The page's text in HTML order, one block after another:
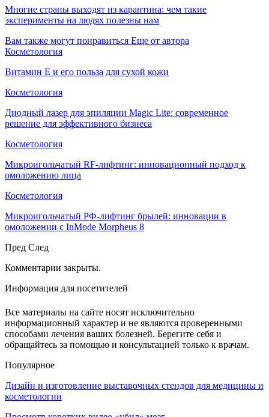
Многие страны выходят из карантина: чем такие
эксперименты на людях полезны нам
Вам также могут понравиться Еще от автора
Косметология
Витамин E и его польза для сухой кожи
Косметология
Диодный лазер для эпиляции Magic Lite: современное
решение для эффективного бизнеса
Косметология
Микроигольчатый RF-лифтинг: инновационный подход к
омоложению лица
Косметология
Микроигольчатый РФ-лифтинг брылей: инновации в
омоложении с InMode Morpheus 8
Пред След
Комментарии закрыты.
Информация для посетителей
Все материалы на сайте носят исключительно
информационный характер и не являются проверенными
способами лечения ваших болезней. Берегите себя и
обращайтесь за помощью и консультацией только к врачам.
Популярное
Дизайн и изготовление выставочных стендов для медицины и
косметологии